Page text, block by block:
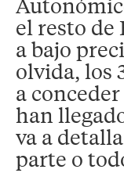
el resto de
a bajo
olvida, los
a
han
va a
parte o